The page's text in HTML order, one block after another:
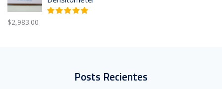
$2,983.00
Posts Recientes